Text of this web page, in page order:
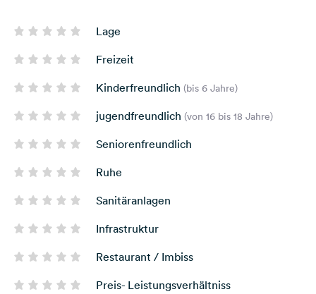
Lage
Freizeit
Kinderfreundlich (bis 6 Jahre)
jugendfreundlich (von 16 bis 18 Jahre)
Seniorenfreundlich
Ruhe
Sanitäranlagen
Infrastruktur
Restaurant / Imbiss
Preis- Leistungsverhältniss